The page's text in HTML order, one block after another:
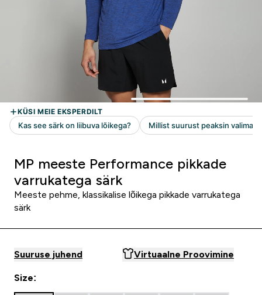
MP meeste Performance pikkade
varrukatega särk
Meeste pehme, klassikalise lõikega pikkade varrukatega
särk
Suuruse juhend Virtuaalne Proovimine
Size: